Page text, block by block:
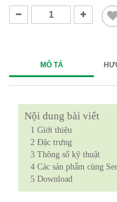
MÔ TẢ
Nội dung bài viết
1 Giới thiệu
2 Đặc trưng
3 Thông số kỹ thuật
4 Các sản phẩm cùng
5 Download